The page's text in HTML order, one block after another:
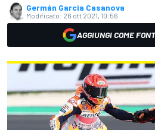
Germán Garcia Casanova
Modificato: 26 ott 2021, 10:56
AGGIUNGI COME